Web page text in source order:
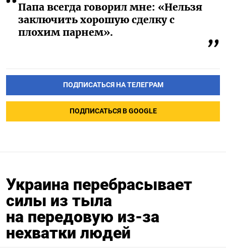
Папа всегда говорил мне: «Нельзя
заключить хорошую сделку с
плохим парнем».
ПОДПИСАТЬСЯ НА ТЕЛЕГРАМ
ПОДПИСАТЬСЯ В GOOGLE
Украина перебрасывает
силы из тыла
на передовую из-за
нехватки людей